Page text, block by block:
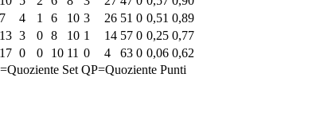
7 4 1 6 10 3 26 51 0 0,51 0,89
13 3 0 8 10 1 14 57 0 0,25 0,77
17 0 0 10 11 0 4 63 0 0,06 0,62
Set QP=Quoziente Punti